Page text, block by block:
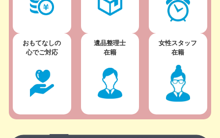
おもてなしの
心でご対応
遺品整理士
在籍
女性スタッフ
在籍